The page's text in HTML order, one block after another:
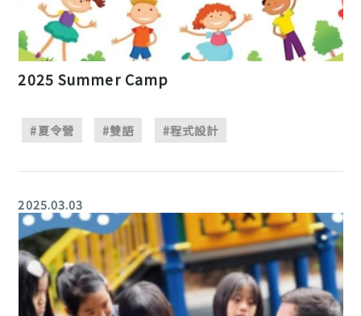
2025 Summer Camp
#夏令營 #雙語 #程式設計
2025.03.03